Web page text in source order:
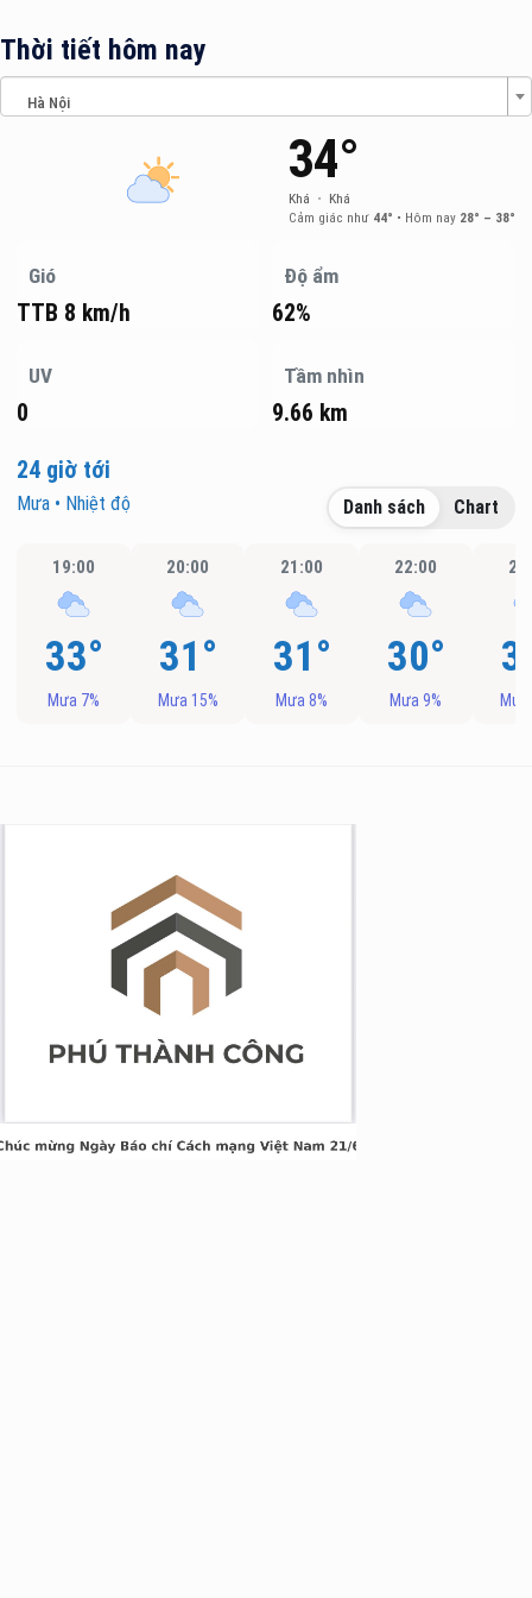
Thời tiết hôm nay
Hà Nội
34°
Khá • Khá
Cảm giác như 44° • Hôm nay 28° – 38°
Gió
TTB 8 km/h
Độ ẩm
62%
UV
0
Tầm nhìn
9.66 km
24 giờ tới
Mưa • Nhiệt độ Danh sách Chart
19:00
33°
Mưa 7%
20:00
31°
Mưa 15%
21:00
31°
Mưa 8%
22:00
30°
Mưa 9%